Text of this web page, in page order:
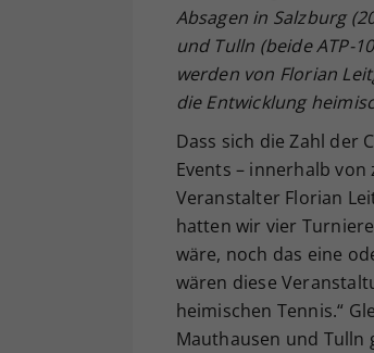
Absagen in Salzburg
und Tulln (beide ATP-
werden von Florian
die Entwicklung
Dass sich die Zahl der
Events – innerhalb
Veranstalter Florian
hatten wir vier
wäre, noch das eine
wären diese
heimischen Tennis.“
Mauthausen und Tulln